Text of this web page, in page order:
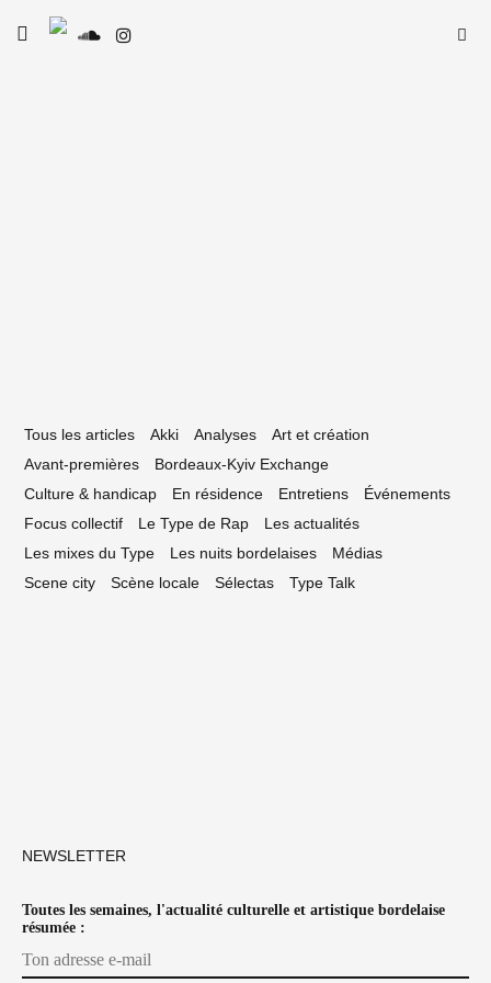
Skip
toggle
Tous les articles Akki Analyses
Art et création
Avant-premières
Bordeaux-Kyiv Exchange
Culture & handicap
En résidence Entretiens
Événements
Focus collectif
Le Type de Rap
Les actualités
Les mixes du Type
Les nuits bordelaises
Médias
Scene city
Scène locale Sélectas Type Talk
NEWSLETTER
Toutes les semaines, l'actualité culturelle et artistique bordelaise
résumée :